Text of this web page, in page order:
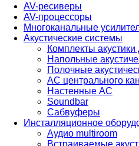
AV-ресиверы
AV-процессоры
Многоканальные
Акустические системы
Комплекты
Напольные
Полочные
АС центрального
Настенные АС
Soundbar
Сабвуферы
Инсталляционное
Аудио multiroom
Встраиваемые